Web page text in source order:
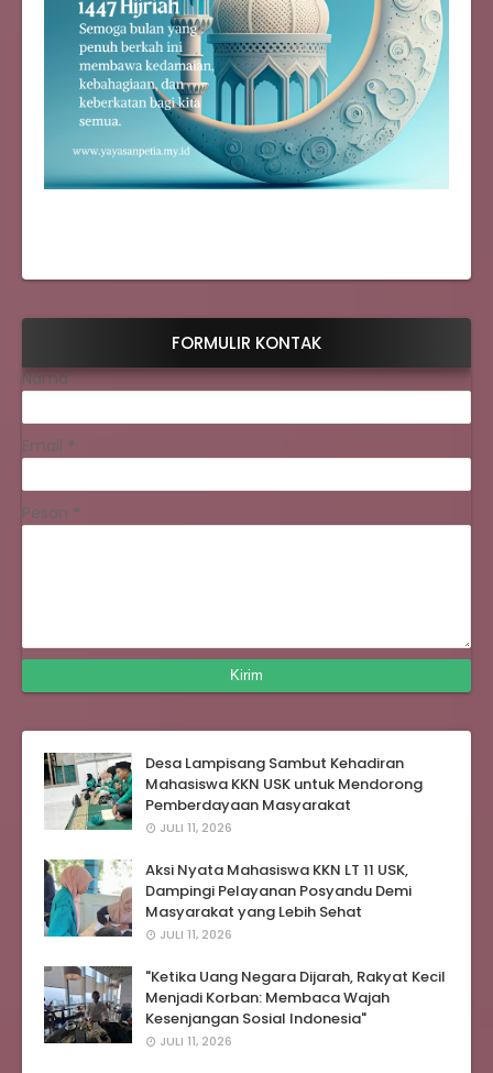
FORMULIR KONTAK
Nama
Email *
Pesan *
Desa Lampisang Sambut Kehadiran
Mahasiswa KKN USK untuk Mendorong
Pemberdayaan Masyarakat
JULI 11, 2026
Aksi Nyata Mahasiswa KKN LT 11 USK,
Dampingi Pelayanan Posyandu Demi
Masyarakat yang Lebih Sehat
JULI 11, 2026
"Ketika Uang Negara Dijarah, Rakyat Kecil
Menjadi Korban: Membaca Wajah
Kesenjangan Sosial Indonesia"
JULI 11, 2026